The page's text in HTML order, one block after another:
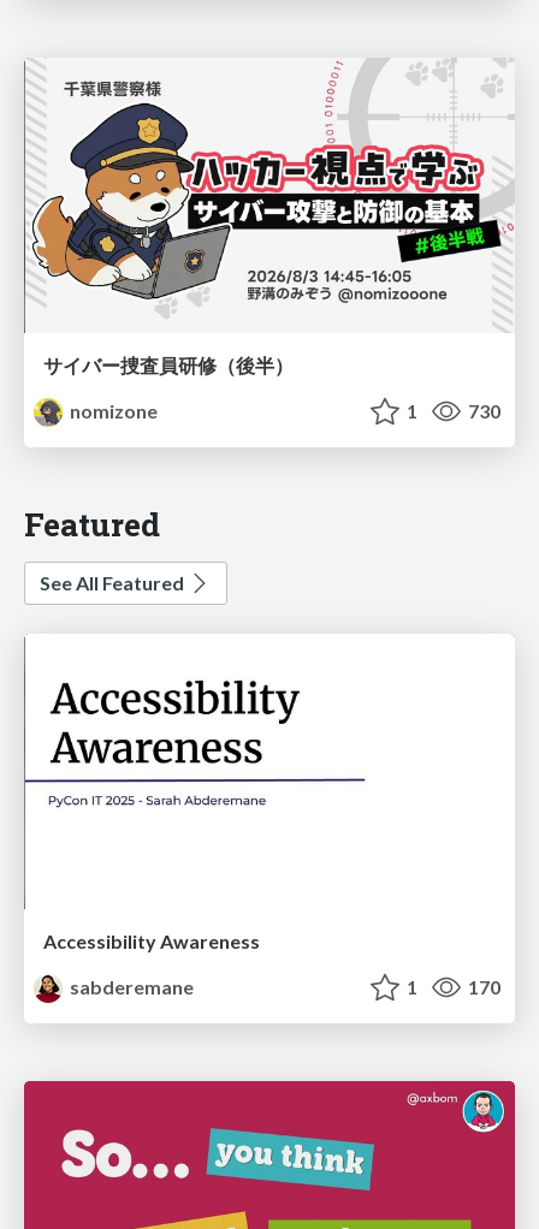
サイバー捜査員研修（後半）
nomizone
1 730
Featured
See All Featured
Accessibility Awareness
sabderemane
1 170